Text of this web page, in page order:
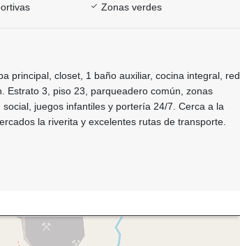
Zonas verdes
principal, closet, 1 baño auxiliar, cocina integral, red
Estrato 3, piso 23, parqueadero común, zonas
juegos infantiles y portería 24/7. Cerca a la
la riverita y excelentes rutas de transporte.